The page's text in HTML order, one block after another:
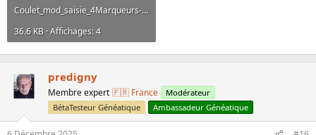
Coulet_mod_saisie_4Marqueurs-2.grf
36.6 KB · Affichages: 4
predigny
Membre expert 🇫🇷 France
Modérateur
BétaTesteur Généatique
Ambassadeur Généatique